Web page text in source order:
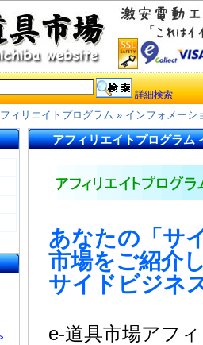
詳細検索
ィリエイトプログラム » インフォメーシ
アフィリエイトプログラム
あなたの「サ
市場をご紹介
サイドビジネ
e-道具市場アフ